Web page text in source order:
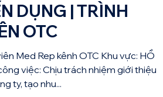
DỤNG | TRÌNH
OTC
Med Rep kênh OTC Khu vực: HỒ
việc: Chịu trách nhiệm giới thiệu
ty, tạo nhu...